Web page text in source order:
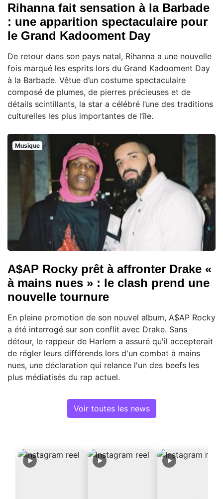
Rihanna fait sensation à la Barbade
: une apparition spectaculaire pour
le Grand Kadooment Day
De retour dans son pays natal, Rihanna a une nouvelle
fois marqué les esprits lors du Grand Kadooment Day
à la Barbade. Vêtue d’un costume spectaculaire
composé de plumes, de pierres précieuses et de
détails scintillants, la star a célébré l’une des traditions
culturelles les plus importantes de l’île.
Musique
A$AP Rocky prêt à affronter Drake «
à mains nues » : le clash prend une
nouvelle tournure
En pleine promotion de son nouvel album, A$AP Rocky
a été interrogé sur son conflit avec Drake. Sans
détour, le rappeur de Harlem a assuré qu'il accepterait
de régler leurs différends lors d'un combat à mains
nues, une déclaration qui relance l'un des beefs les
plus médiatisés du rap actuel.
Voir toutes les news